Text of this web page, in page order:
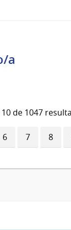
a
de 1047
Página
6 Página
7 8